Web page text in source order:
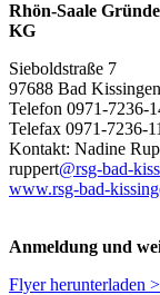
Rhön-Saale
KG
Sieboldstraße 7
97688 Bad Kissingen
Telefon 0971-7236-
Telefax 0971-7236-
Kontakt: Nadine
ruppert@rsg-bad-
www.rsg-bad-
Anmeldung und
Flyer herunterladen